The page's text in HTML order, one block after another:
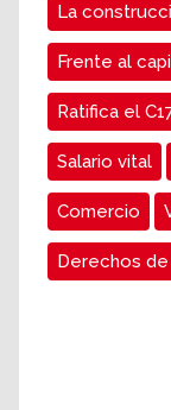
La
Frente al
Ratifica el
Salario vital
Comercio
Derechos